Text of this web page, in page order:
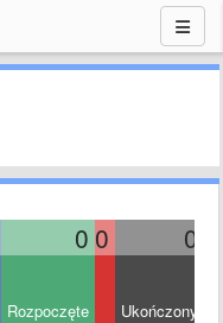
0 0 0
Rozpoczęte Ukończony